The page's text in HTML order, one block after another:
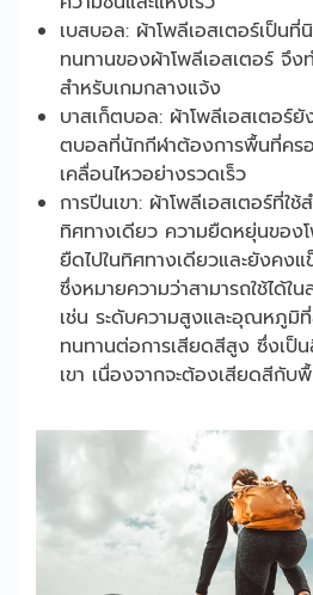
เบสบอล: ผ้าโพลีเอสเตอร์เป็น
ทนทานของผ้าโพลีเอสเตอร์ จึง
สำหรับเกมกลางแจ้ง
บาสเก็ตบอล: ผ้าโพลีเอสเตอร์
ตบอลที่นักกีฬาต้องการพื้นที่คร
เคลื่อนไหวอย่างรวดเร็ว
การปีนเขา: ผ้าโพลีเอสเตอร์ที่ใช้
ทิศทางเดียว ความยืดหยุ่นของโ
ยืดไปในทิศทางเดียวและยังคง
ซึ่งหมายความว่าสามารถใช้ได้ใ
เช่น ระดับความสูงและอุณหภูมิ
ทนทานต่อการเสียดสีสูง ซึ่งเ
เขา เนื่องจากจะต้องเสียดสีกั